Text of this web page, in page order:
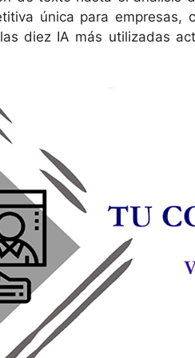
única para empresas,
diez IA más utilizadas